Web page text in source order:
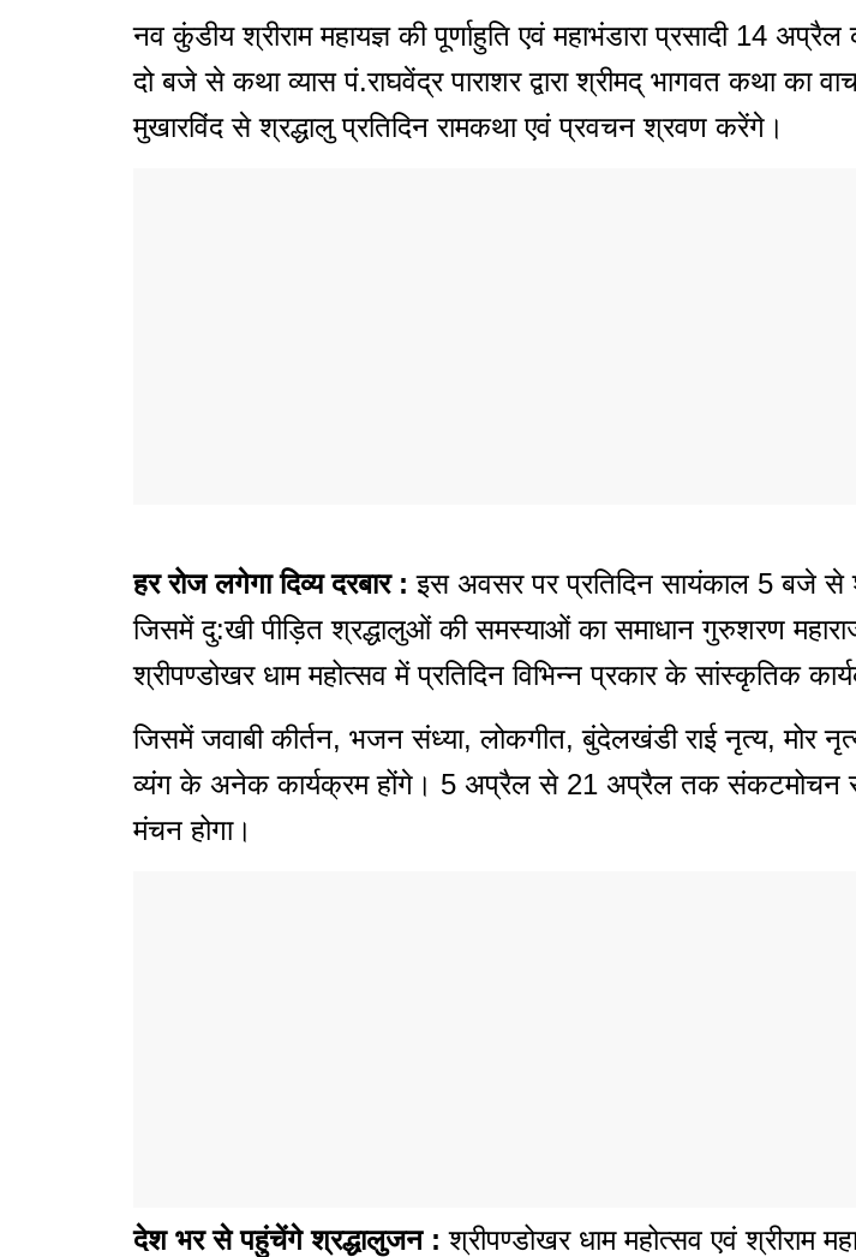
नव कुंडीय श्रीराम महायज्ञ की पूर्णाहुति एवं महाभंडारा प्रसादी 14
दो बजे से कथा व्यास पं.राघवेंद्र पाराशर द्वारा श्रीमद् भागवत कथा का
मुखारविंद से श्रद्धालु प्रतिदिन रामकथा एवं प्रवचन श्रवण करेंगे।
हर रोज लगेगा दिव्य दरबार : इस अवसर पर प्रतिदिन सायंकाल 5 बजे से
जिसमें दु:खी पीड़ित श्रद्धालुओं की समस्याओं का समाधान गुरुशरण
श्रीपण्डोखर धाम महोत्सव में प्रतिदिन विभिन्न प्रकार के सांस्कृतिक
जिसमें जवाबी कीर्तन, भजन संध्या, लोकगीत, बुंदेलखंडी राई नृत्य, मोर
व्यंग के अनेक कार्यक्रम होंगे। 5 अप्रैल से 21 अप्रैल तक संकटमोचन
मंचन होगा।
देश भर से पहुंचेंगे श्रद्धालुजन : श्रीपण्डोखर धाम महोत्सव एवं